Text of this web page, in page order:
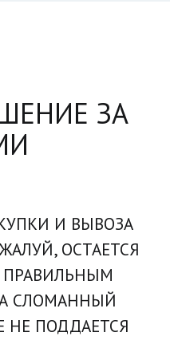
ЗА
И ВЫВОЗА
ОСТАЕТСЯ
СЛОМАННЫЙ
ПОДДАЕТСЯ